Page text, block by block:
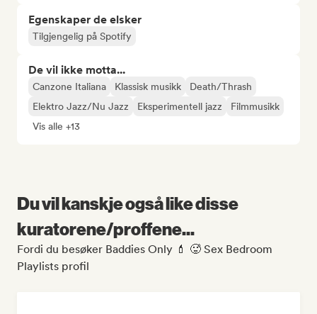
Egenskaper de elsker
Tilgjengelig på Spotify
De vil ikke motta...
Canzone Italiana Klassisk musikk
Death/Thrash
Elektro Jazz/Nu Jazz
Eksperimentell jazz
Filmmusikk
Vis alle +13
Du vil kanskje også like disse
kuratorene/proffene...
Fordi du besøker Baddies Only 💄 🥵 Sex Bedroom
Playlists profil